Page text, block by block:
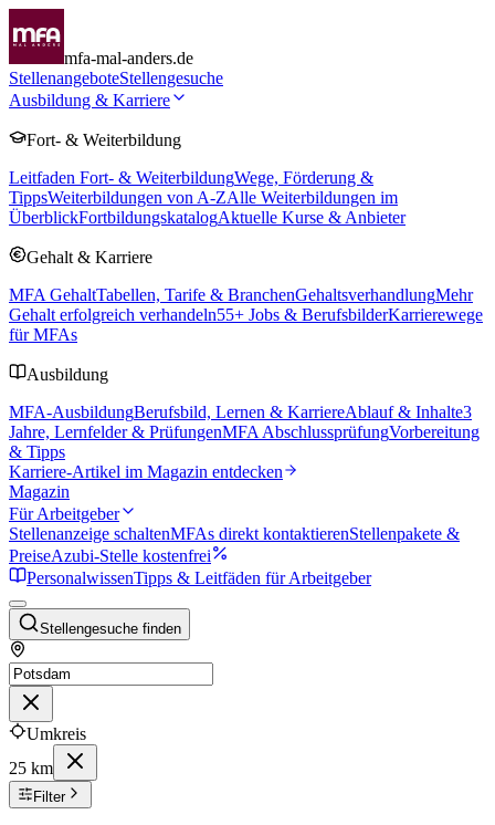
mfa-mal-anders.de
StellenangeboteStellengesuche
Ausbildung & Karriere
Fort- & Weiterbildung
Leitfaden Fort- & WeiterbildungWege, Förderung &
TippsWeiterbildungen von A-ZAlle Weiterbildungen im
ÜberblickFortbildungskatalogAktuelle Kurse & Anbieter
Gehalt & Karriere
MFA GehaltTabellen, Tarife & BranchenGehaltsverhandlungMehr
Gehalt erfolgreich verhandeln55+ Jobs & BerufsbilderKarrierewege
für MFAs
Ausbildung
MFA-AusbildungBerufsbild, Lernen & KarriereAblauf & Inhalte3
Jahre, Lernfelder & PrüfungenMFA AbschlussprüfungVorbereitung
& Tipps
Karriere-Artikel im Magazin entdecken
Magazin
Für Arbeitgeber
Stellenanzeige schaltenMFAs direkt kontaktierenStellenpakete &
PreiseAzubi-Stelle kostenfrei
PersonalwissenTipps & Leitfäden für Arbeitgeber
Stellengesuche finden
Umkreis
25 km
Filter